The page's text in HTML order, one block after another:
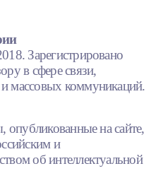
Зарегистрировано
в сфере связи,
массовых коммуникаций.
опубликованные на сайте,
и
об интеллектуальной